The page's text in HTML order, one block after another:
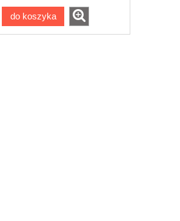
do koszyka